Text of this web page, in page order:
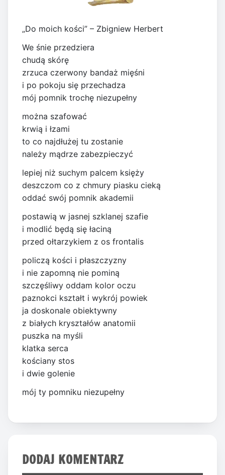
„Do moich kości” – Zbigniew Herbert
We śnie przedziera
chudą skórę
zrzuca czerwony bandaż mięśni
i po pokoju się przechadza
mój pomnik trochę niezupełny
można szafować
krwią i łzami
to co najdłużej tu zostanie
należy mądrze zabezpieczyć
lepiej niż suchym palcem księży
deszczom co z chmury piasku cieką
oddać swój pomnik akademii
postawią w jasnej szklanej szafie
i modlić będą się łaciną
przed ołtarzykiem z os frontalis
policzą kości i płaszczyzny
i nie zapomną nie pominą
szczęśliwy oddam kolor oczu
paznokci kształt i wykrój powiek
ja doskonale obiektywny
z białych kryształów anatomii
puszka na myśli
klatka serca
kościany stos
i dwie golenie
mój ty pomniku niezupełny
DODAJ KOMENTARZ